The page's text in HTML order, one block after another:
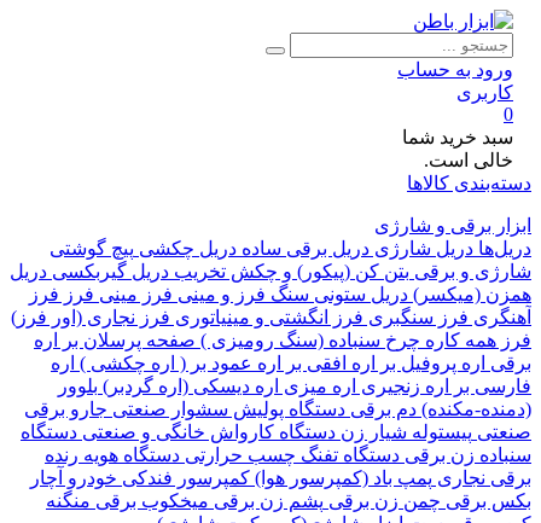
به حساب
خرید شما
است.
کالاها
برقی و شارژی
دریل شارژیدریل برقی ساده دریل چکشیپیچ گوشتی
و برقی بتن کن (پیکور) و چکش تخریبدریل گیربکسیدریل
(میکسر)دریل ستونیسنگ فرز و مینی فرز مینی فرز فرز
فرز سنگبریفرز انگشتی و مینیاتوریفرز نجاری (اور فرز)
کاره چرخ سنباده (سنگ رومیزی )صفحه پرسلان براره
اره پروفیل براره افقی براره عمود بر ( اره چکشی )اره
براره زنجیریاره میزیاره دیسکی (اره گردبر)بلوور
مکنده)دم برقی دستگاه پولیشسشوار صنعتیجارو برقی
پیستولهشیار زندستگاه کارواش خانگی و صنعتیدستگاه
زن برقی دستگاه تفنگ چسب حرارتی دستگاه هویه رنده
نجاریپمپ باد (کمپرسور هوا) کمپرسور فندکی خودروآچار
چمن زن برقی پشم زن برقی میخکوب برقی منگنه